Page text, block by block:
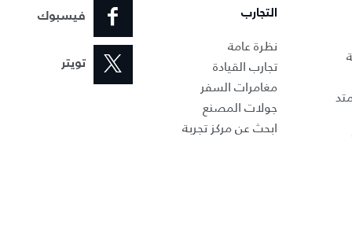
التجارب
نظرة عامة
تجارب القيادة
مغامرات السفر
جولات المصنع
ابحث عن مركز تجربة
فيسبوك
تويتر